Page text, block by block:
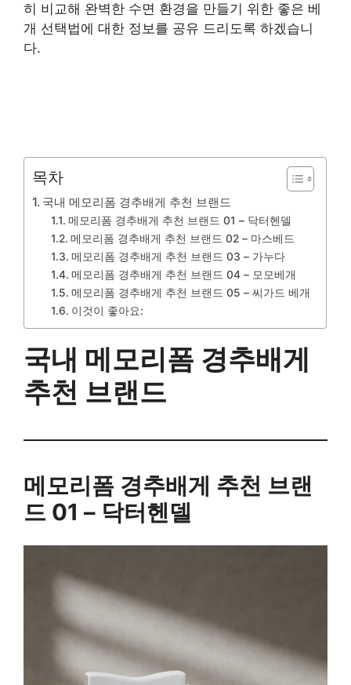
히 비교해 완벽한 수면 환경을 만들기 위한 좋은 베
개 선택법에 대한 정보를 공유 드리도록 하겠습니
다.
목차
국내 메모리폼 경추배게 추천 브랜드
메모리폼 경추배게 추천 브랜드 01 – 닥터헨델
메모리폼 경추배게 추천 브랜드 02 – 마스베드
메모리폼 경추배게 추천 브랜드 03 – 가누다
메모리폼 경추배게 추천 브랜드 04 – 모모베개
메모리폼 경추배게 추천 브랜드 05 – 씨가드 베개
이것이 좋아요:
국내 메모리폼 경추배게
추천 브랜드
메모리폼 경추배게 추천 브랜
드 01 – 닥터헨델